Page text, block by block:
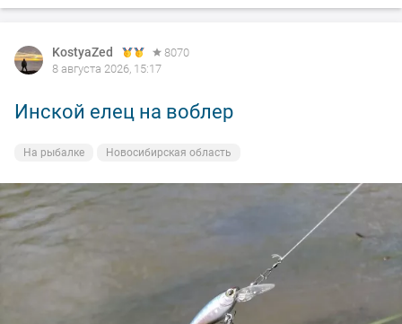
KostyaZed
8070
8 августа 2026, 15:17
Инской елец на воблер
На рыбалке Новосибирская область